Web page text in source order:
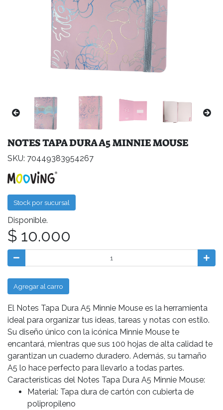
NOTES TAPA DURA A5 MINNIE MOUSE
SKU: 70449383954267
Stock por sucursal
Disponible.
$ 10.000
Agregar al carro
El Notes Tapa Dura A5 Minnie Mouse es la herramienta
ideal para organizar tus ideas, tareas y notas con estilo.
Su diseño único con la icónica Minnie Mouse te
encantará, mientras que sus 100 hojas de alta calidad te
garantizan un cuaderno duradero. Además, su tamaño
A5 lo hace perfecto para llevarlo a todas partes.
Características del Notes Tapa Dura A5 Minnie Mouse:
Material: Tapa dura de cartón con cubierta de
polipropileno